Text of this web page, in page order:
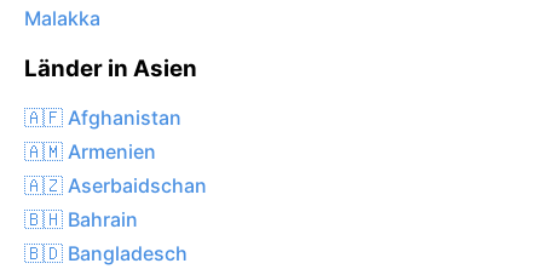
Malakka
Länder in Asien
🇦🇫 Afghanistan
🇦🇲 Armenien
🇦🇿 Aserbaidschan
🇧🇭 Bahrain
🇧🇩 Bangladesch